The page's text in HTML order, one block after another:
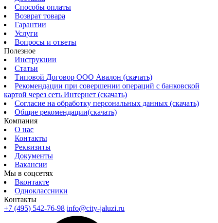
Способы оплаты
Возврат товара
Гарантии
Услуги
Вопросы и ответы
Полезное
Инструкции
Статьи
Типовой Договор ООО Авалон (скачать)
Рекомендации при совершении операций с банковской
картой через сеть Интернет (скачать)
Согласие на обработку персональных данных (скачать)
Общие рекомендации(скачать)
Компания
О нас
Контакты
Реквизиты
Документы
Вакансии
Мы в соцсетях
Вконтакте
Одноклассники
Контакты
+7 (495) 542-76-98 info@city-jaluzi.ru